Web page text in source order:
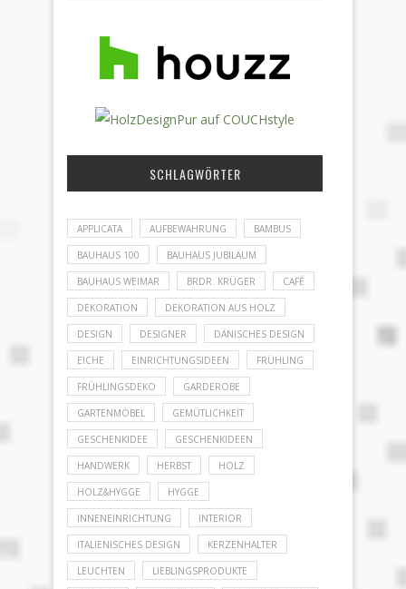
SCHLAGWÖRTER
APPLICATA AUFBEWAHRUNG BAMBUS
BAUHAUS 100 BAUHAUS JUBILÄUM
BAUHAUS WEIMAR BRDR. KRÜGER CAFÉ
DEKORATION DEKORATION AUS HOLZ
DESIGN DESIGNER DÄNISCHES DESIGN
EICHE EINRICHTUNGSIDEEN FRÜHLING
FRÜHLINGSDEKO GARDEROBE
GARTENMÖBEL GEMÜTLICHKEIT
GESCHENKIDEE GESCHENKIDEEN
HANDWERK HERBST HOLZ
HOLZ&HYGGE HYGGE
INNENEINRICHTUNG INTERIOR
ITALIENISCHES DESIGN KERZENHALTER
LEUCHTEN LIEBLINGSPRODUKTE